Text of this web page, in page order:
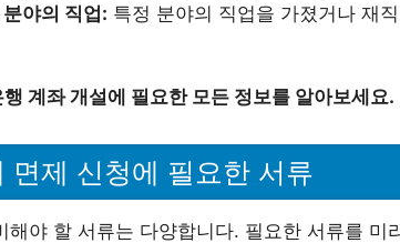
야의 직업: 특정 분야의 직업을 가졌거나 재
계좌 개설에 필요한 모든 정보를 알아보세요.
면제 신청에 필요한 서류
해야 할 서류는 다양합니다. 필요한 서류를 미